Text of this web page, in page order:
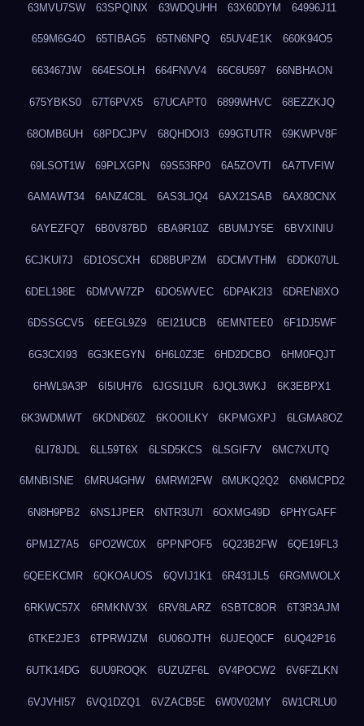
63MVU7SW 63SPQINX 63WDQUHH 63X60DYM 64996J11
659M6G4O 65TIBAG5 65TN6NPQ 65UV4E1K 660K94O5
663467JW 664ESOLH 664FNVV4 66C6U597 66NBHAON
675YBKS0 67T6PVX5 67UCAPT0 6899WHVC 68EZZKJQ
68OMB6UH 68PDCJPV 68QHDOI3 699GTUTR 69KWPV8F
69LSOT1W 69PLXGPN 69S53RP0 6A5ZOVTI 6A7TVFIW
6AMAWT34 6ANZ4C8L 6AS3LJQ4 6AX21SAB 6AX80CNX
6AYEZFQ7 6B0V87BD 6BA9R10Z 6BUMJY5E 6BVXINIU
6CJKUI7J 6D1OSCXH 6D8BUPZM 6DCMVTHM 6DDK07UL
6DEL198E 6DMVW7ZP 6DO5WVEC 6DPAK2I3 6DREN8XO
6DSSGCV5 6EEGL9Z9 6EI21UCB 6EMNTEE0 6F1DJ5WF
6G3CXI93 6G3KEGYN 6H6L0Z3E 6HD2DCBO 6HM0FQJT
6HWL9A3P 6I5IUH76 6JGSI1UR 6JQL3WKJ 6K3EBPX1
6K3WDMWT 6KDND60Z 6KOOILKY 6KPMGXPJ 6LGMA8OZ
6LI78JDL 6LL59T6X 6LSD5KCS 6LSGIF7V 6MC7XUTQ
6MNBISNE 6MRU4GHW 6MRWI2FW 6MUKQ2Q2 6N6MCPD2
6N8H9PB2 6NS1JPER 6NTR3U7I 6OXMG49D 6PHYGAFF
6PM1Z7A5 6PO2WC0X 6PPNPOF5 6Q23B2FW 6QE19FL3
6QEEKCMR 6QKOAUOS 6QVIJ1K1 6R431JL5 6RGMWOLX
6RKWC57X 6RMKNV3X 6RV8LARZ 6SBTC8OR 6T3R3AJM
6TKE2JE3 6TPRWJZM 6U06OJTH 6UJEQ0CF 6UQ42P16
6UTK14DG 6UU9ROQK 6UZUZF6L 6V4POCW2 6V6FZLKN
6VJVHI57 6VQ1DZQ1 6VZACB5E 6W0V02MY 6W1CRLU0